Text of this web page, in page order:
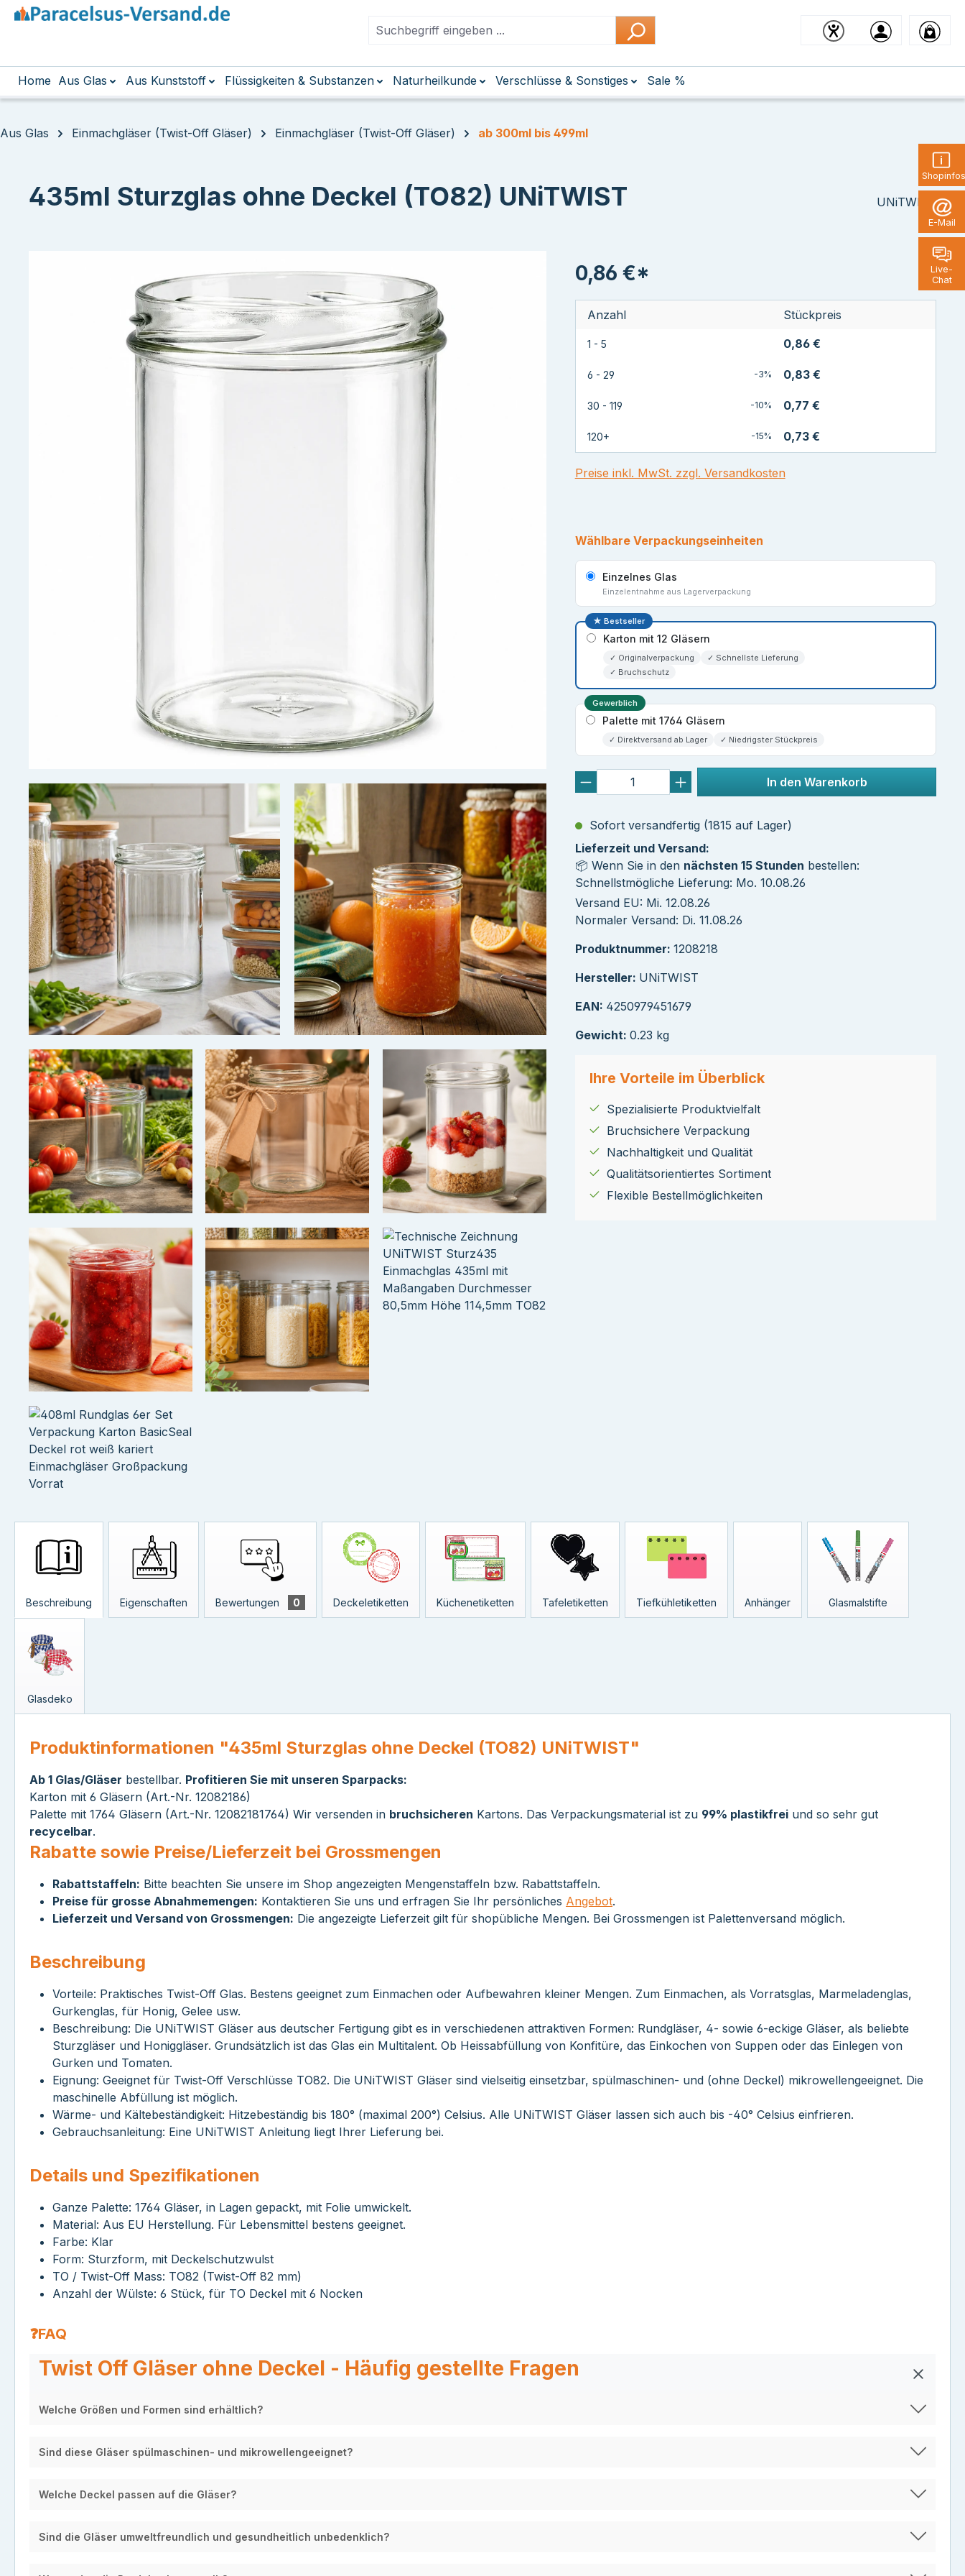
Hauptinhalt springen
Zur Suche springen
Zur Hauptnavigation springen
E-Mail
Live-
Chat
Home Aus Glas Aus Kunststoff Flüssigkeiten & Substanzen Naturheilkunde Verschlüsse & Sonstiges Sale %
Aus Glas Einmachgläser (Twist-Off Gläser) Einmachgläser (Twist-Off Gläser) ab 300ml bis 499ml
435ml Sturzglas ohne Deckel (TO82) UNiTWIST UNiTWIST
0,86 €*
Anzahl Stückpreis
1 - 5 0,86 €
6 - 29 -3% 0,83 €
30 - 119 -10% 0,77 €
120+ -15% 0,73 €
Preise inkl. MwSt. zzgl. Versandkosten
Wählbare Verpackungseinheiten
Einzelnes Glas
Einzelentnahme aus Lagerverpackung
★ Bestseller
Karton mit 12 Gläsern
✓ Originalverpackung
✓ Schnellste Lieferung
✓ Bruchschutz
Gewerblich
Palette mit 1764 Gläsern
✓ Direktversand ab Lager ✓ Niedrigster Stückpreis
In den Warenkorb
Sofort versandfertig (1815 auf Lager)
Lieferzeit und Versand:
📦 Wenn Sie in den nächsten 15 Stunden bestellen:
Schnellstmögliche Lieferung: Mo. 10.08.26
Versand EU: Mi. 12.08.26
Normaler Versand: Di. 11.08.26
Produktnummer: 1208218
Hersteller: UNiTWIST
EAN: 4250979451679
Gewicht: 0.23 kg
Ihre Vorteile im Überblick
Spezialisierte Produktvielfalt
Bruchsichere Verpackung
Nachhaltigkeit und Qualität
Qualitätsorientiertes Sortiment
Flexible Bestellmöglichkeiten
Beschreibung Eigenschaften Bewertungen 0 Deckeletiketten Küchenetiketten Tafeletiketten Tiefkühletiketten Anhänger Glasmalstifte
Glasdeko
Produktinformationen "435ml Sturzglas ohne Deckel (TO82) UNiTWIST"
Ab 1 Glas/Gläser bestellbar. Profitieren Sie mit unseren Sparpacks:
Karton mit 6 Gläsern (Art.-Nr. 12082186)
Palette mit 1764 Gläsern (Art.-Nr. 12082181764) Wir versenden in bruchsicheren Kartons. Das Verpackungsmaterial ist zu 99% plastikfrei und so sehr gut
recycelbar.
Rabatte sowie Preise/Lieferzeit bei Grossmengen
Rabattstaffeln: Bitte beachten Sie unsere im Shop angezeigten Mengenstaffeln bzw. Rabattstaffeln.
Preise für grosse Abnahmemengen: Kontaktieren Sie uns und erfragen Sie Ihr persönliches Angebot.
Lieferzeit und Versand von Grossmengen: Die angezeigte Lieferzeit gilt für shopübliche Mengen. Bei Grossmengen ist Palettenversand möglich.
Beschreibung
Vorteile: Praktisches Twist-Off Glas. Bestens geeignet zum Einmachen oder Aufbewahren kleiner Mengen. Zum Einmachen, als Vorratsglas, Marmeladenglas,
Gurkenglas, für Honig, Gelee usw.
Beschreibung: Die UNiTWIST Gläser aus deutscher Fertigung gibt es in verschiedenen attraktiven Formen: Rundgläser, 4- sowie 6-eckige Gläser, als beliebte
Sturzgläser und Honiggläser. Grundsätzlich ist das Glas ein Multitalent. Ob Heissabfüllung von Konfitüre, das Einkochen von Suppen oder das Einlegen von
Gurken und Tomaten.
Eignung: Geeignet für Twist-Off Verschlüsse TO82. Die UNiTWIST Gläser sind vielseitig einsetzbar, spülmaschinen- und (ohne Deckel) mikrowellengeeignet. Die
maschinelle Abfüllung ist möglich.
Wärme- und Kältebeständigkeit: Hitzebeständig bis 180° (maximal 200°) Celsius. Alle UNiTWIST Gläser lassen sich auch bis -40° Celsius einfrieren.
Gebrauchsanleitung: Eine UNiTWIST Anleitung liegt Ihrer Lieferung bei.
Details und Spezifikationen
Ganze Palette: 1764 Gläser, in Lagen gepackt, mit Folie umwickelt.
Material: Aus EU Herstellung. Für Lebensmittel bestens geeignet.
Farbe: Klar
Form: Sturzform, mit Deckelschutzwulst
TO / Twist-Off Mass: TO82 (Twist-Off 82 mm)
Anzahl der Wülste: 6 Stück, für TO Deckel mit 6 Nocken
❓FAQ
Twist Off Gläser ohne Deckel - Häufig gestellte Fragen
Welche Größen und Formen sind erhältlich?
Sind diese Gläser spülmaschinen- und mikrowellengeeignet?
Welche Deckel passen auf die Gläser?
Sind die Gläser umweltfreundlich und gesundheitlich unbedenklich?